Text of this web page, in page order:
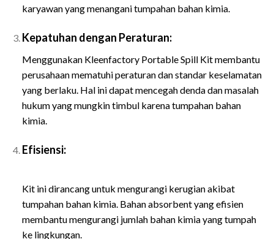
karyawan yang menangani tumpahan bahan kimia.
Kepatuhan dengan Peraturan:
Menggunakan Kleenfactory Portable Spill Kit membantu
perusahaan mematuhi peraturan dan standar keselamatan
yang berlaku. Hal ini dapat mencegah denda dan masalah
hukum yang mungkin timbul karena tumpahan bahan
kimia.
Efisiensi:
Kit ini dirancang untuk mengurangi kerugian akibat
tumpahan bahan kimia. Bahan absorbent yang efisien
membantu mengurangi jumlah bahan kimia yang tumpah
ke lingkungan.